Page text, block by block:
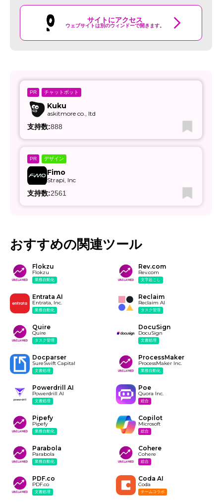
サイトにアクセス
ウェブサイトは別のウィンドーで開きます。
PR チャットボット
Kuku
askitmore co., ltd
支持数:888
PR デザイン
Fimo
Strapi, Inc
支持数:2561
おすすめの関連ツール
Flokzu
Flokzu
業務自動化
Rev.com
Rev.com
文字起こし
Entrata AI
Entrata, Inc.
業務自動化
Reclaim
Reclaim AI
タスク管理
Quire
Quire
タスク管理
DocuSign
DocuSign
文書処理
Docparser
SureSwift Capital
文書処理
ProcessMaker
ProcessMaker Inc.
業務自動化
Powerdrill AI
Powerdrill AI
文書処理
Poe
Quora Inc.
総合
Pipefy
Pipefy
業務自動化
Copilot
Microsoft
総合
Parabola
Parabola
業務自動化
Cohere
Cohere
総合
PDF.co
PDF.co
文書処理
Coda AI
Coda
チームコラボ